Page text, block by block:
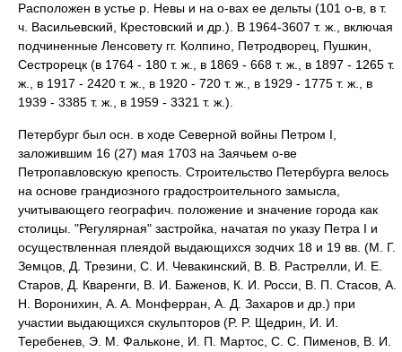
Расположен в устье р. Невы и на о-вах ее дельты (101 о-в, в т.
ч. Васильевский, Крестовский и др.). В 1964-3607 т. ж., включая
подчиненные Ленсовету гг. Колпино, Петродворец, Пушкин,
Сестрорецк (в 1764 - 180 т. ж., в 1869 - 668 т. ж., в 1897 - 1265 т.
ж., в 1917 - 2420 т. ж., в 1920 - 720 т. ж., в 1929 - 1775 т. ж., в
1939 - 3385 т. ж., в 1959 - 3321 т. ж.).
Петербург был осн. в ходе Северной войны Петром I,
заложившим 16 (27) мая 1703 на Заячьем о-ве
Петропавловскую крепость. Строительство Петербурга велось
на основе грандиозного градостроительного замысла,
учитывающего географич. положение и значение города как
столицы. "Регулярная" застройка, начатая по указу Петра I и
осуществленная плеядой выдающихся зодчих 18 и 19 вв. (М. Г.
Земцов, Д. Трезини, С. И. Чевакинский, В. В. Растрелли, И. Е.
Старов, Д. Кваренги, В. И. Баженов, К. И. Росси, В. П. Стасов, А.
Н. Воронихин, A. A. Монферран, А. Д. Захаров и др.) при
участии выдающихся скульпторов (P. P. Щедрин, И. И.
Теребенев, Э. М. Фальконе, И. П. Мартос, С. С. Пименов, В. И.